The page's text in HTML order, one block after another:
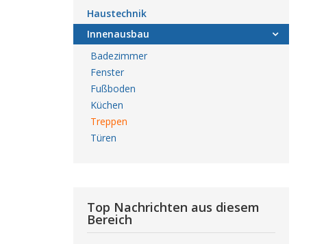
Haustechnik
Innenausbau
Badezimmer
Fenster
Fußboden
Küchen
Treppen
Türen
Top Nachrichten aus diesem
Bereich